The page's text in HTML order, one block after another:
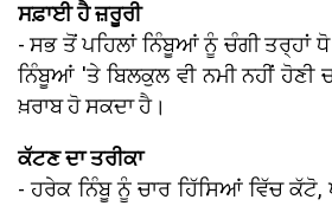
ਸਫ਼ਾਈ ਹੈ ਜ਼ਰੂਰੀ
- ਸਭ ਤੋਂ ਪਹਿਲਾਂ ਨਿੰਬੂਆਂ ਨੂੰ ਚੰਗੀ ਤਰ੍ਹਾਂ
ਨਿੰਬੂਆਂ 'ਤੇ ਬਿਲਕੁਲ ਵੀ ਨਮੀ ਨਹੀਂ ਹੋਣੀ
ਖ਼ਰਾਬ ਹੋ ਸਕਦਾ ਹੈ।
ਕੱਟਣ ਦਾ ਤਰੀਕਾ
- ਹਰੇਕ ਨਿੰਬੂ ਨੂੰ ਚਾਰ ਹਿੱਸਿਆਂ ਵਿੱਚ